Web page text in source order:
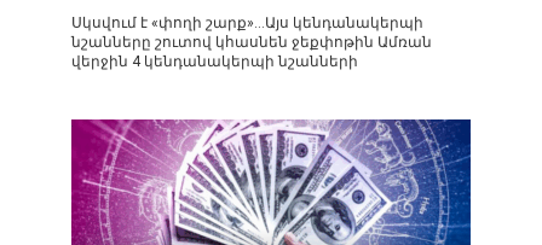
Սկսվում է «փողի շարք»…Այս կենդանակերպի
նշանները շուտով կհասնեն ջեքփոթին Ամռան
վերջին 4 կենդանակերպի նշանների